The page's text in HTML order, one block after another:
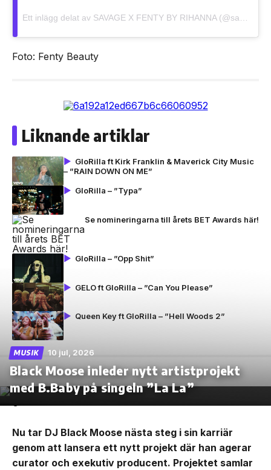
Foto: Fenty Beauty
Liknande artiklar
GloRilla ft Kirk Franklin & Maverick City Music
– ”RAIN DOWN ON ME”
GloRilla – ”Typa”
Se nomineringarna till årets BET Awards här!
GloRilla – ”Opp Shit”
GELO ft GloRilla – ”Can You Please”
Queen Key ft GloRilla – ”Hell Woods 2”
MUSIK 10 jul, 2026
Black Moose inleder nytt artistprojekt
med B.Baby på singeln ”La La”
Nu tar DJ Black Moose nästa steg i sin karriär
genom att lansera ett nytt projekt där han agerar
curator och exekutiv producent. Projektet samlar